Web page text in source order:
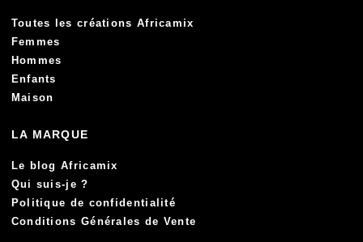
Toutes les créations Africamix
Femmes
Hommes
Enfants
Maison
LA MARQUE
Le blog Africamix
Qui suis-je ?
Politique de confidentialité
Conditions Générales de Vente